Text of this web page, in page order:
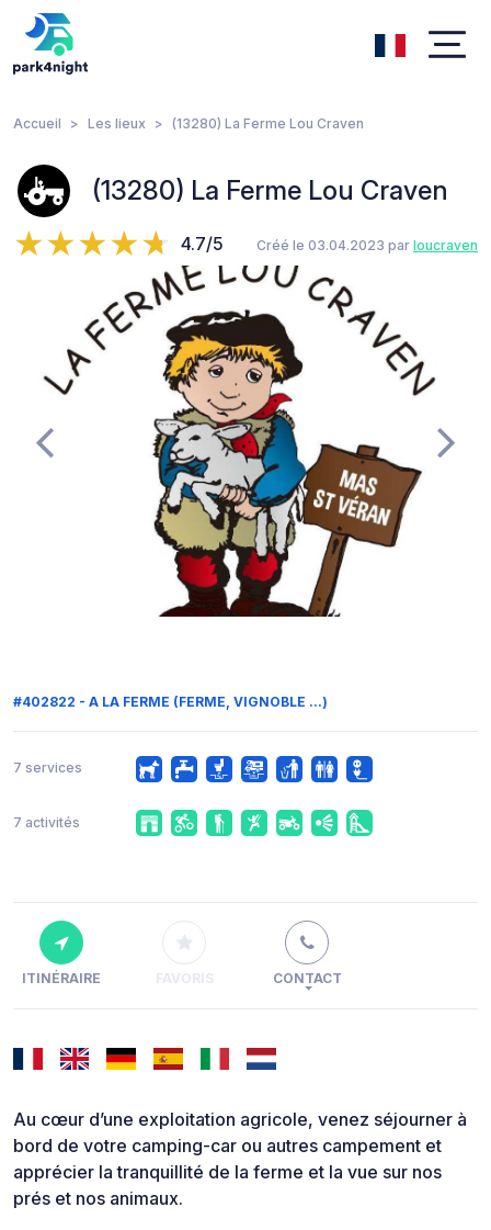
Accueil Les lieux (13280) La Ferme Lou Craven
(13280) La Ferme Lou Craven
4.7/5 Créé le 03.04.2023 par loucraven
#402822 - A LA FERME (FERME, VIGNOBLE ...)
7 services
7 activités
ITINÉRAIRE FAVORIS CONTACT
Au cœur d’une exploitation agricole, venez séjourner à
bord de votre camping-car ou autres campement et
apprécier la tranquillité de la ferme et la vue sur nos
prés et nos animaux.